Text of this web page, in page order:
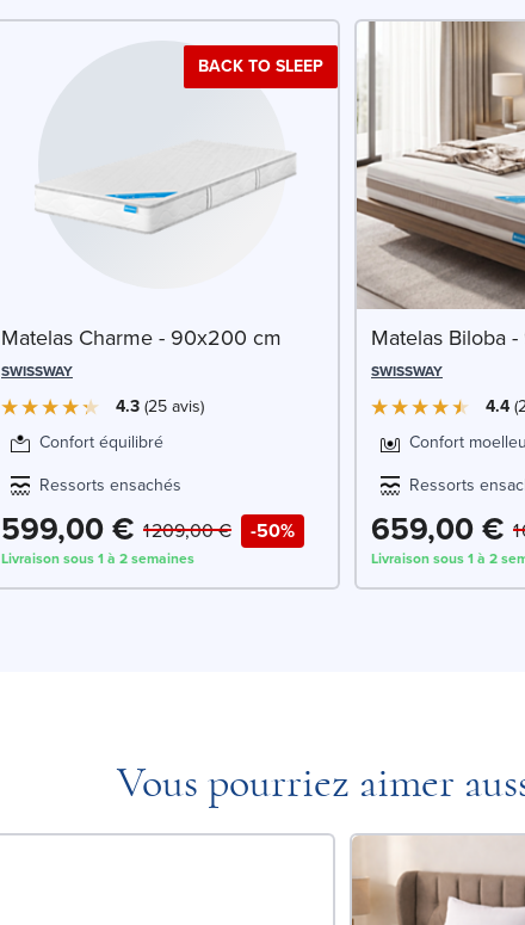
BACK TO SLEEP
Matelas Charme - 90x200 cm
SWISSWAY
4.3 25avis
Confort équilibré
Ressorts ensachés
599,00 € -50%
1 209,00 €
Livraison sous 1 à 2 semaines
Matelas Biloba
SWISSWAY
4.4
Confort
Ressorts
659,00 €
Livraison sous 1 à 2
Vous pourriez aimer